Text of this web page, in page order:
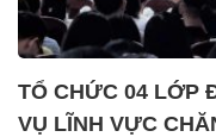
TỔ CHỨC 04 LỚP
VỤ LĨNH VỰC